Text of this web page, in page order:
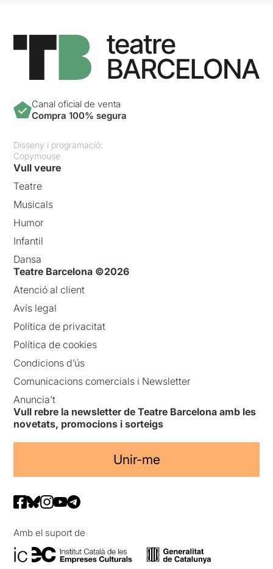
Canal oficial de venta
Compra 100% segura
Disseny i programació:
Copymouse
Vull veure
Teatre
Musicals
Humor
Infantil
Dansa
Teatre Barcelona ©2026
Atenció al client
Avís legal
Política de privacitat
Política de cookies
Condicions d’ús
Comunicacions comercials i Newsletter
Anuncia’t
Vull rebre la newsletter de Teatre Barcelona amb les
novetats, promocions i sorteigs
Unir-me
Amb el suport de